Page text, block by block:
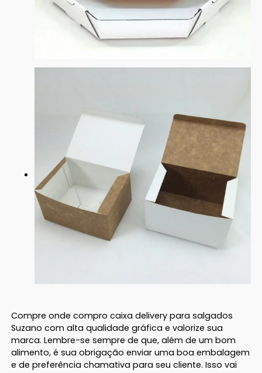
Compre onde compro caixa delivery para salgados
Suzano com alta qualidade gráfica e valorize sua
marca. Lembre-se sempre de que, além de um bom
alimento, é sua obrigação enviar uma boa embalagem
e de preferência chamativa para seu cliente. Isso vai